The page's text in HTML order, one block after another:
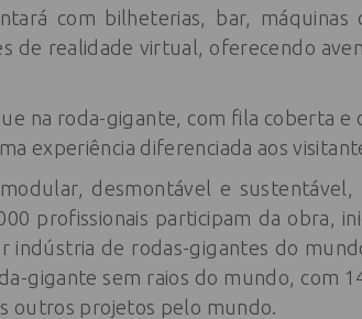
com bilheterias, bar, máquinas
de realidade virtual, oferecendo
na roda-gigante, com fila coberta e
experiência diferenciada aos
desmontável e sustentável,
profissionais participam da obra,
indústria de rodas-gigantes do
gigante sem raios do mundo, com
outros projetos pelo mundo.